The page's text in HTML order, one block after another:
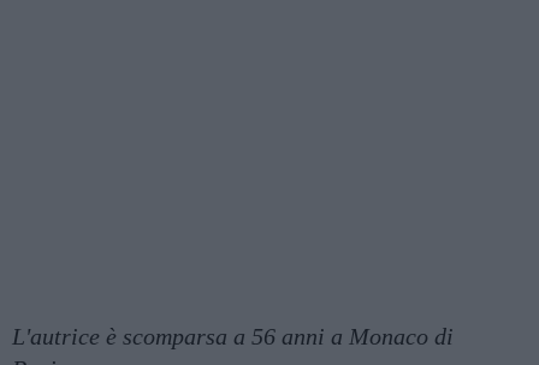
L'autrice è scomparsa a 56 anni a Monaco di